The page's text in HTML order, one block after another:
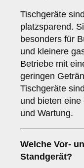
Tischgeräte
platzsparend.
besonders für
und kleinere
Betriebe mit
geringen
Tischgeräte
und bieten
und Wartung.
Welche Vor-
Standgerät?